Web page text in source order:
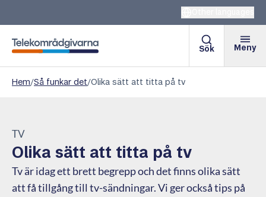
Telekområdgivarna
Sök Meny
Hem/Så funkar det/Olika sätt att titta på tv
TV
Olika sätt att titta på tv
Tv är idag ett brett begrepp och det finns olika sätt
att få tillgång till tv-sändningar. Vi ger också tips på